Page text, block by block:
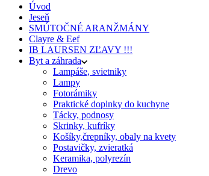
Úvod
Jeseň
SMÚTOČNÉ ARANŽMÁNY
Clayre & Eef
IB LAURSEN ZĽAVY !!!
Byt a záhrada
Lampáše, svietniky
Lampy
Fotorámiky
Praktické doplnky do kuchyne
Tácky, podnosy
Skrinky, kufríky
Košíky,črepníky, obaly na kvety
Postavičky, zvieratká
Keramika, polyrezín
Drevo